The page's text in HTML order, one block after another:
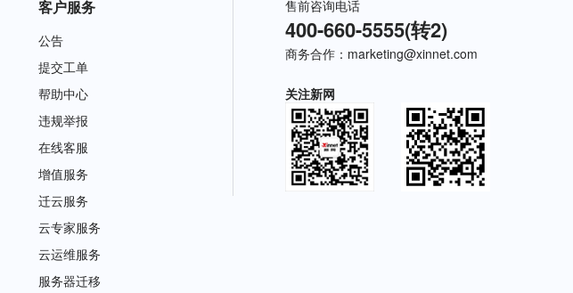
客户服务
公告
提交工单
帮助中心
违规举报
在线客服
增值服务
迁云服务
云专家服务
云运维服务
服务器迁移
售前咨询电话
400-660-5555(转2)
商务合作： marketing@xinnet.com
关注新网